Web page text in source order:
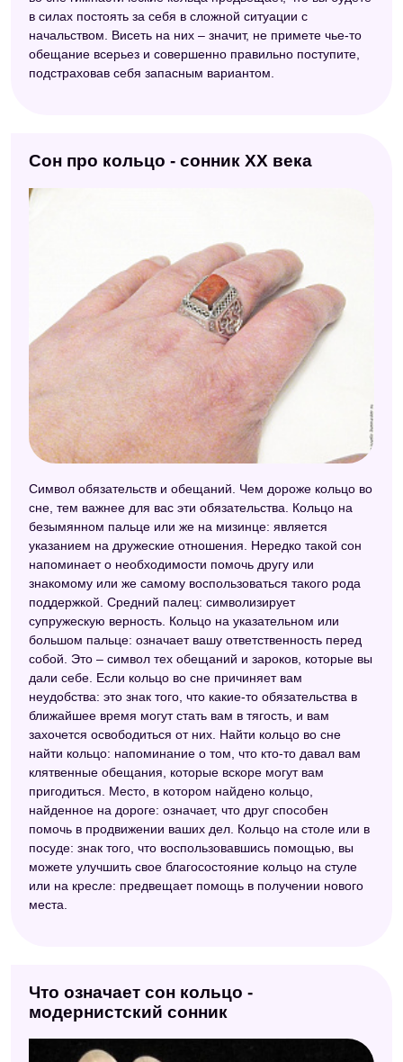
в силах постоять за себя в сложной ситуации с
начальством. Висеть на них – значит, не примете чье-то
обещание всерьез и совершенно правильно поступите,
подстраховав себя запасным вариантом.
Сон про кольцо - сонник ХХ века
Символ обязательств и обещаний. Чем дороже кольцо во
сне, тем важнее для вас эти обязательства. Кольцо на
безымянном пальце или же на мизинце: является
указанием на дружеские отношения. Нередко такой сон
напоминает о необходимости помочь другу или
знакомому или же самому воспользоваться такого рода
поддержкой. Средний палец: символизирует
супружескую верность. Кольцо на указательном или
большом пальце: означает вашу ответственность перед
собой. Это – символ тех обещаний и зароков, которые вы
дали себе. Если кольцо во сне причиняет вам
неудобства: это знак того, что какие-то обязательства в
ближайшее время могут стать вам в тягость, и вам
захочется освободиться от них. Найти кольцо во сне
найти кольцо: напоминание о том, что кто-то давал вам
клятвенные обещания, которые вскоре могут вам
пригодиться. Место, в котором найдено кольцо,
найденное на дороге: означает, что друг способен
помочь в продвижении ваших дел. Кольцо на столе или в
посуде: знак того, что воспользовавшись помощью, вы
можете улучшить свое благосостояние кольцо на стуле
или на кресле: предвещает помощь в получении нового
места.
Что означает сон кольцо -
модернистский сонник